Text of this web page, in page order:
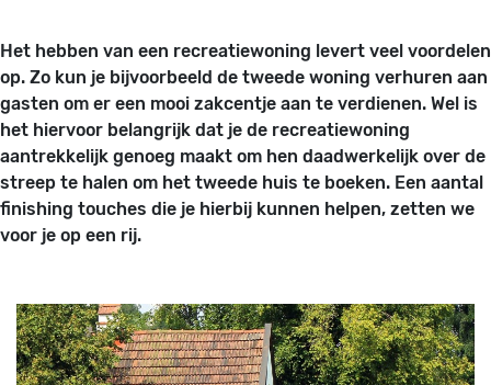
Het hebben van een recreatiewoning levert veel voordelen
op. Zo kun je bijvoorbeeld de tweede woning verhuren aan
gasten om er een mooi zakcentje aan te verdienen. Wel is
het hiervoor belangrijk dat je de recreatiewoning
aantrekkelijk genoeg maakt om hen daadwerkelijk over de
streep te halen om het tweede huis te boeken. Een aantal
finishing touches die je hierbij kunnen helpen, zetten we
voor je op een rij.